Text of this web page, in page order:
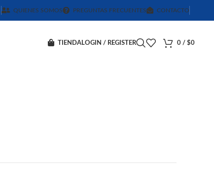
QUIENES SOMOS PREGUNTAS FRECUENTES CONTACTO
TIENDA LOGIN / REGISTER 0 / $0